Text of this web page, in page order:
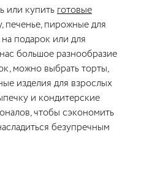
или купитьготовые
печенье, пирожные для
подарок или для
большое разнообразие
можно выбрать торты,
изделия для взрослых
и кондитерские
чтобы сэкономить
безупречным